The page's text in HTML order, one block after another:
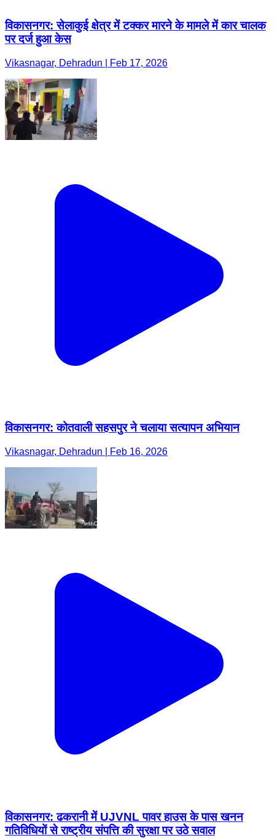
विकासनगर: सेलाकुई क्षेत्र में टक्कर मारने के मामले में कार चालक
पर दर्ज हुआ केस
Vikasnagar, Dehradun | Feb 17, 2026
विकासनगर: कोतवाली सहसपुर ने चलाया सत्यापन अभियान
Vikasnagar, Dehradun | Feb 16, 2026
विकासनगर: ढकरानी में UJVNL पावर हाउस के पास खनन
गतिविधियों से राष्ट्रीय संपत्ति की सुरक्षा पर उठे सवाल